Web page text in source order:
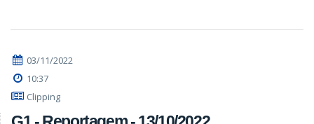
03/11/2022
10:37
Clipping